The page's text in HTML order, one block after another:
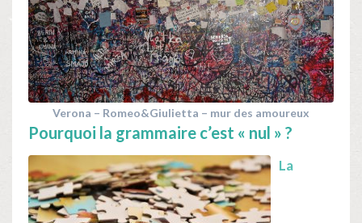
Verona – Romeo&Giulietta – mur des amoureux
Pourquoi la grammaire c’est « nul » ?
La